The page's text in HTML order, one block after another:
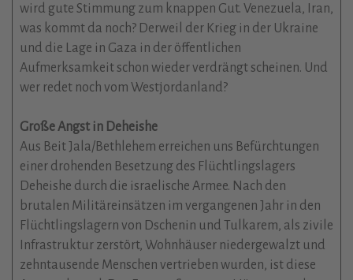
wird gute Stimmung zum knappen Gut. Venezuela, Iran,
was kommt da noch? Derweil der Krieg in der Ukraine
und die Lage in Gaza in der öffentlichen
Aufmerksamkeit schon wieder verdrängt scheinen. Und
wer redet noch vom Westjordanland?
Große Angst in Deheishe
Aus Beit Jala/Bethlehem erreichen uns Befürchtungen
einer drohenden Besetzung des Flüchtlingslagers
Deheishe durch die israelische Armee. Nach den
brutalen Militäreinsätzen im vergangenen Jahr in den
Flüchtlingslagern von Dschenin und Tulkarem, als zivile
Infrastruktur zerstört, Wohnhäuser niedergewalzt und
zehntausende Menschen vertrieben wurden, ist diese